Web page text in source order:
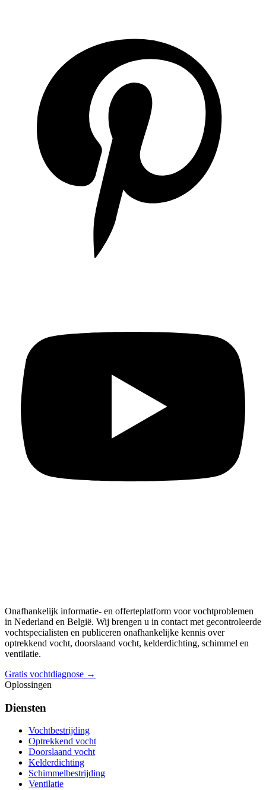
Onafhankelijk informatie- en offerteplatform voor vochtproblemen
in Nederland en België. Wij brengen u in contact met gecontroleerde
vochtspecialisten en publiceren onafhankelijke kennis over
optrekkend vocht, doorslaand vocht, kelderdichting, schimmel en
ventilatie.
Gratis vochtdiagnose →
Oplossingen
Diensten
Vochtbestrijding
Optrekkend vocht
Doorslaand vocht
Kelderdichting
Schimmelbestrijding
Ventilatie